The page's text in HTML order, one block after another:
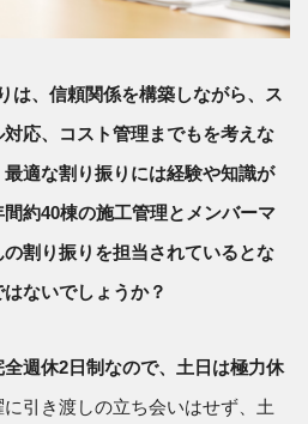
は、信頼関係を構築しながら、ス
応、コスト管理までもを考えな
適な割り振りには経験や知識が
約40棟の施工管理とメンバーマ
割り振りを担当されているとな
ないでしょうか？
全週休2日制なので、土日は極力休
引き渡しの立ち会いはせず、土